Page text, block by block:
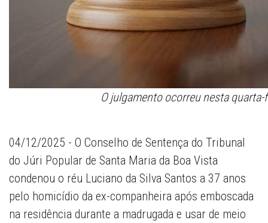
O julgamento ocorreu nesta
04/12/2025 - O Conselho de Sentença do Tribunal
do Júri Popular de Santa Maria da Boa Vista
condenou o réu Luciano da Silva Santos a 37 anos
pelo homicídio da ex-companheira após emboscada
na residência durante a madrugada e usar de meio